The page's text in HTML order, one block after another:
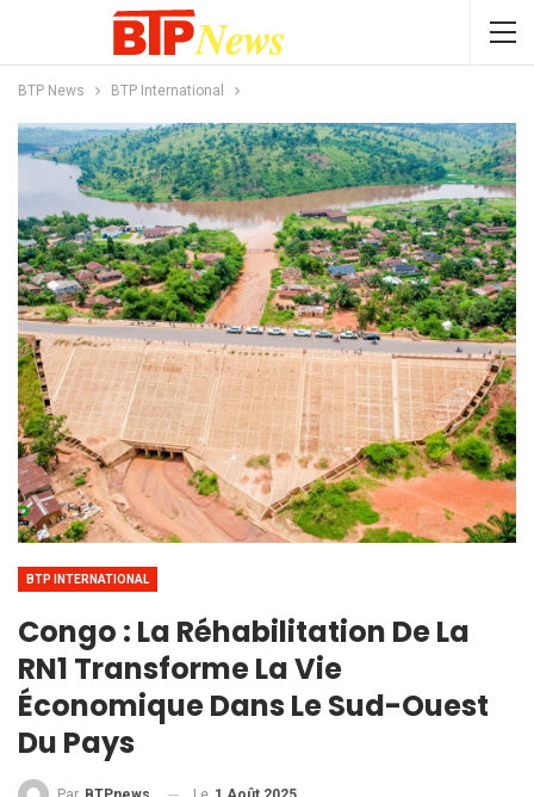
BTP News BTP International
BTP INTERNATIONAL
Congo : La Réhabilitation De La
RN1 Transforme La Vie
Économique Dans Le Sud-Ouest
Du Pays